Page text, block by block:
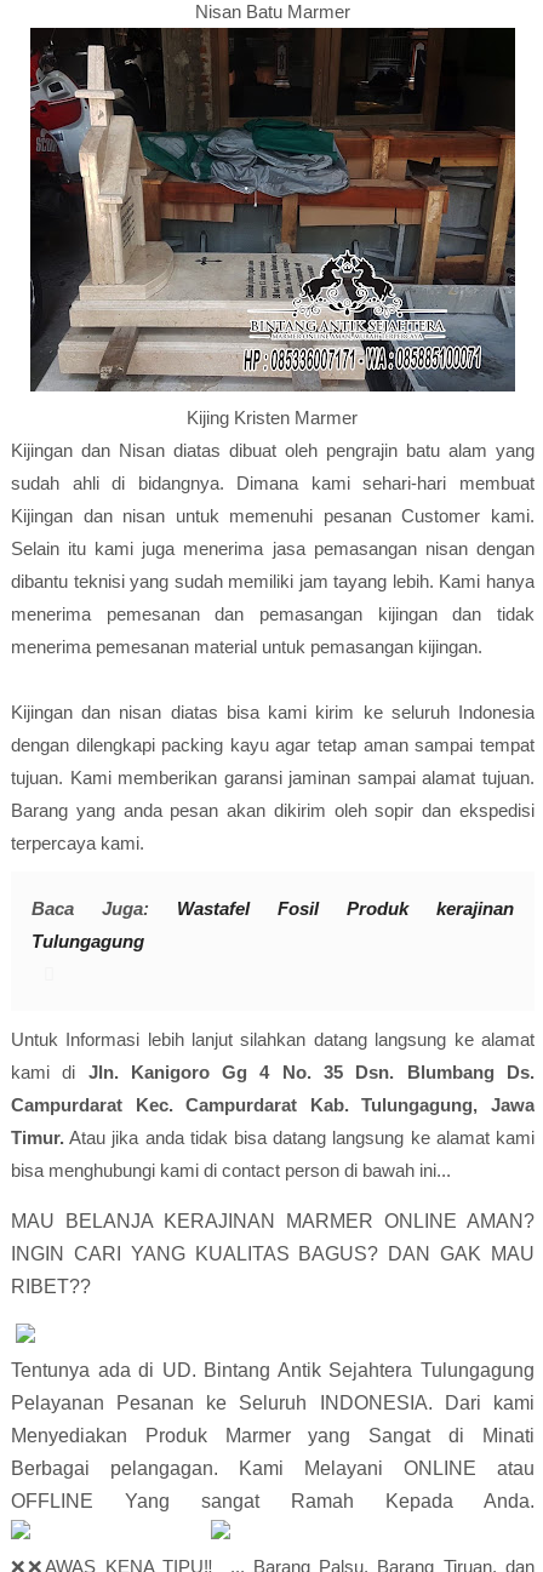
Nisan Batu Marmer
Kijing Kristen Marmer
Kijingan dan Nisan diatas dibuat oleh pengrajin batu alam yang
sudah ahli di bidangnya. Dimana kami sehari-hari membuat
Kijingan dan nisan untuk memenuhi pesanan Customer kami.
Selain itu kami juga menerima jasa pemasangan nisan dengan
dibantu teknisi yang sudah memiliki jam tayang lebih. Kami hanya
menerima pemesanan dan pemasangan kijingan dan tidak
menerima pemesanan material untuk pemasangan kijingan.
Kijingan dan nisan diatas bisa kami kirim ke seluruh Indonesia
dengan dilengkapi packing kayu agar tetap aman sampai tempat
tujuan. Kami memberikan garansi jaminan sampai alamat tujuan.
Barang yang anda pesan akan dikirim oleh sopir dan ekspedisi
terpercaya kami.
Baca Juga: Wastafel Fosil Produk kerajinan
Tulungagung
Untuk Informasi lebih lanjut silahkan datang langsung ke alamat
kami di Jln. Kanigoro Gg 4 No. 35 Dsn. Blumbang Ds.
Campurdarat Kec. Campurdarat Kab. Tulungagung, Jawa
Timur.Atau jika anda tidak bisa datang langsung ke alamat kami
bisa menghubungi kami di contact person di bawah ini...
MAU BELANJA KERAJINAN MARMER ONLINE AMAN?
INGIN CARI YANG KUALITAS BAGUS? DAN GAK MAU
RIBET??
Tentunya ada di UD. Bintang Antik Sejahtera Tulungagung
Pelayanan Pesanan ke Seluruh INDONESIA. Dari kami
Menyediakan Produk Marmer yang Sangat di Minati
Berbagai pelangagan. Kami Melayani ONLINE atau
❌❌AWAS KENA TIPU‼️ ... Barang Palsu, Barang Tiruan, dan